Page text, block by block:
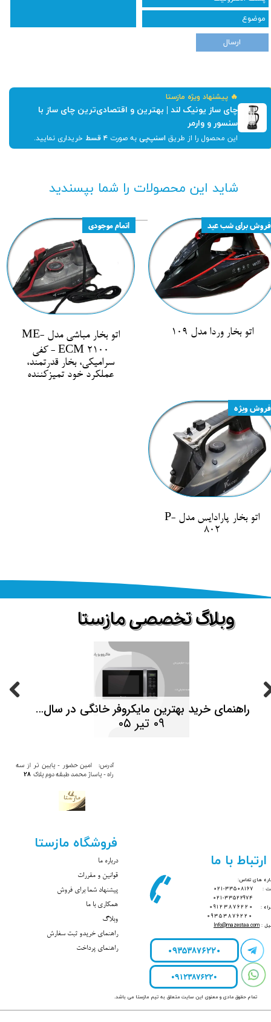
ارسال
🔥 پیشنهاد ویژه مازستا
چای ساز یونیک لند | بهترین و اقتصادی‌ترین چای ساز با
سنسور و وارمر
این محصول را از طریق اسنپ‌پی به صورت ۴ قسط خریداری نمایید.
شاید این محصولات را شما بپسندید
اتو بخار وردا مدل 109
فروش برای شب عید
اتو بخار مباشی مدل ME-
ECM 2100 - کفی
سرامیکی، بخار قدرتمند،
عملکرد خود تمیزکننده
اتمام موجودی
اتو بخار پارادایس مدل P-
802
فروش ویژه
راهنمای خرید بهترین مایکروفر خانگی در سال ۱۴۰۵ | هر آنچه قبل از خرید باید بدانید
۰۹ تیر ۰۵
​وبلاگ تخصصی مازستا
های تماس:
:
33508167-021
021-33522974
:
09123876220
09353876220
:
Info@mazestaa.com
ارتباط با ما
09353876220
09123876220
تمام حقوق مادی و معنوی این سایت متعلق به تیم مازستا می باشد.
فروشگاه مازستا
درباره ما
قوانین و مقررات
پیشنهاد شما برای فروش
همکاری با ما
وبلاگ
راهنمای خریدو ثبت سفارش
راهنمای پرداخت
آدرس: امین حضور - پایین تر از سه
راه - پاساژ محمد​​​​​​ طبقه دوم پلاک 28